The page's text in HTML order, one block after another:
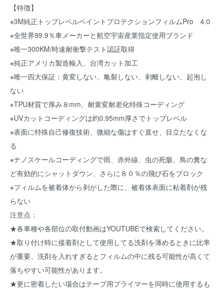
【特徴】
※3M純正トップレベルペイントプロテクションフィルムPro 4.0
※全世界99.9％車メーカーと航空宇宙産業指定使用ブランド
※唯一300KM/時速耐衝撃テスト認証取得
※純正アメリカ製造輸入、台湾カット加工
※唯一四大保証：黄変しない、亀裂しない、剥離しない、起泡し
ない
※TPU材質で厚み８mm、耐黄変耐老化特殊コーディング
※UVカットコーディングは約0.95mm厚さでトップレベル
※表面に特殊自己修復技術、微細な傷はすぐ直せ、目立たなくな
る
※ナノスケールコーディングで雨、赤外線、虫の死骸、鳥の糞な
ど有効的にシャットダウン、さらに８０％の飛び石をブロック
※フィルムを被着体から剥がした際に、被着体表面に粘着剤が残
らない
注意点：
★各車種や各部位の取付動画はYOUTUBEで検索してください。
★取り付け時に接着剤として使用してる洗剤を薄めるときに比率
が重要、洗剤を入れすぎるとフィルムの中に残る可能性が高くて
落ちやすい可能性があります。
★更に密着したい場合はテープ用プライマーを同時に使用するも